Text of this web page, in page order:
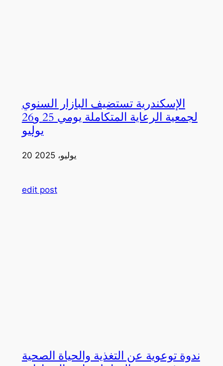
الإسكندرية تستضيف البازار السنوي
لجمعية الرعاية المتكاملة يومي 25 و26
يوليو
20 يوليو، 2025
edit post
ندوة توعوية عن التغذية والحياة الصحية